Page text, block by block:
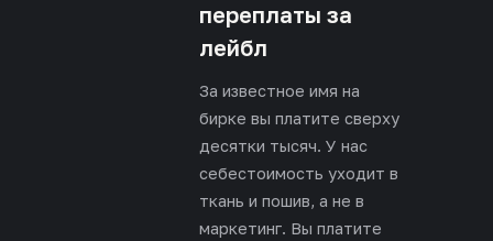
переплаты за
лейбл
За известное имя на
бирке вы платите сверху
десятки тысяч. У нас
себестоимость уходит в
ткань и пошив, а не в
маркетинг. Вы платите